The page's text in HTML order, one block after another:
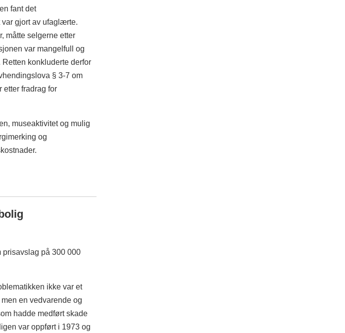
fant det
gjort av ufaglærte.
måtte selgerne etter
var mangelfull og
konkluderte derfor
§ 3-7 om
etter fradrag for
museaktivitet og mulig
og
prisavslag på 300 000
ikke var et
en vedvarende og
hadde medført skade
var oppført i 1973 og